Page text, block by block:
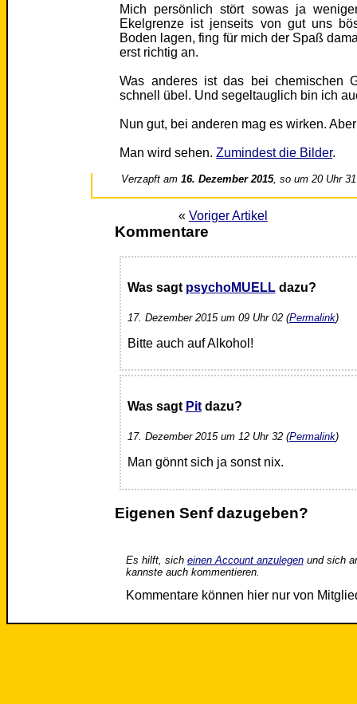
Mich persönlich stört sowas ja
Ekelgrenze ist jenseits von gut uns
Boden lagen, fing für mich der Spaß
erst richtig an.
Was anderes ist das bei chemischen
schnell übel. Und segeltauglich bin ich
Nun gut, bei anderen mag es wirken.
Man wird sehen.Zumindest die Bilder.
Verzapft am16. Dezember 2015, so um 20 Uhr 31
« Voriger Artikel
Kommentare
Was sagt psychoMUELLdazu?
17. Dezember 2015 um 09 Uhr 02 (Permalink)
Bitte auch auf Alkohol!
Was sagt Pitdazu?
17. Dezember 2015 um 12 Uhr 32 (Permalink)
Man gönnt sich ja sonst nix.
Eigenen Senf dazugeben?
Es hilft, sich einen Account anzulegenund sich
kannste auch kommentieren.
Kommentare können hier nur von